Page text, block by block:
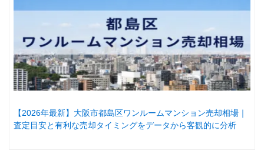
【2026年最新】大阪市都島区ワンルームマンション売却相場｜
査定目安と有利な売却タイミングをデータから客観的に分析